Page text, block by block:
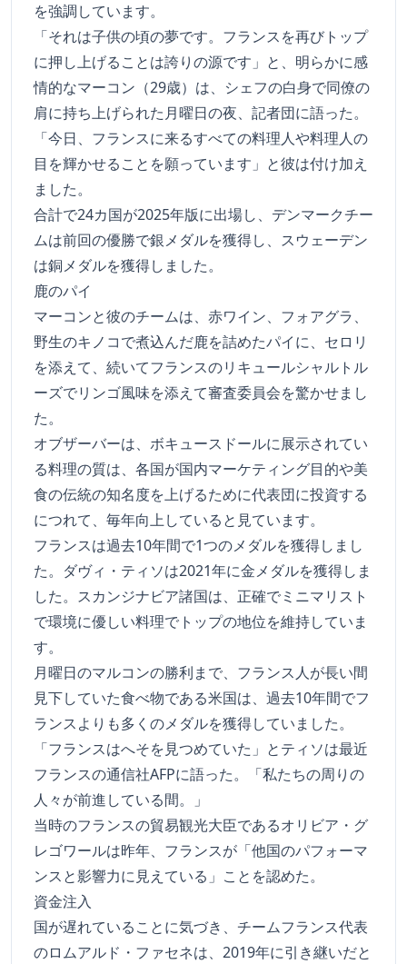
を強調しています。
「それは子供の頃の夢です。フランスを再びトップ
に押し上げることは誇りの源です」と、明らかに感
情的なマーコン（29歳）は、シェフの白身で同僚の
肩に持ち上げられた月曜日の夜、記者団に語った。
「今日、フランスに来るすべての料理人や料理人の
目を輝かせることを願っています」と彼は付け加え
ました。
合計で24カ国が2025年版に出場し、デンマークチー
ムは前回の優勝で銀メダルを獲得し、スウェーデン
は銅メダルを獲得しました。
鹿のパイ
マーコンと彼のチームは、赤ワイン、フォアグラ、
野生のキノコで煮込んだ鹿を詰めたパイに、セロリ
を添えて、続いてフランスのリキュールシャルトル
ーズでリンゴ風味を添えて審査委員会を驚かせまし
た。
オブザーバーは、ボキュースドールに展示されてい
る料理の質は、各国が国内マーケティング目的や美
食の伝統の知名度を上げるために代表団に投資する
につれて、毎年向上していると見ています。
フランスは過去10年間で1つのメダルを獲得しまし
た。ダヴィ・ティソは2021年に金メダルを獲得しま
した。スカンジナビア諸国は、正確でミニマリスト
で環境に優しい料理でトップの地位を維持していま
す。
月曜日のマルコンの勝利まで、フランス人が長い間
見下していた食べ物である米国は、過去10年間でフ
ランスよりも多くのメダルを獲得していました。
「フランスはへそを見つめていた」とティソは最近
フランスの通信社AFPに語った。「私たちの周りの
人々が前進している間。」
当時のフランスの貿易観光大臣であるオリビア・グ
レゴワールは昨年、フランスが「他国のパフォーマ
ンスと影響力に見えている」ことを認めた。
資金注入
国が遅れていることに気づき、チームフランス代表
のロムアルド・ファセネは、2019年に引き継いだと